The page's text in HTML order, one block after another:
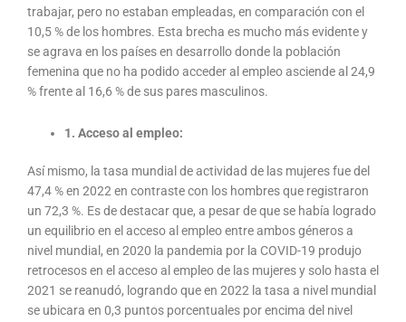
trabajar, pero no estaban empleadas, en comparación con el
10,5 % de los hombres. Esta brecha es mucho más evidente y
se agrava en los países en desarrollo donde la población
femenina que no ha podido acceder al empleo asciende al 24,9
% frente al 16,6 % de sus pares masculinos.
1. Acceso al empleo:
Así mismo, la tasa mundial de actividad de las mujeres fue del
47,4 % en 2022 en contraste con los hombres que registraron
un 72,3 %. Es de destacar que, a pesar de que se había logrado
un equilibrio en el acceso al empleo entre ambos géneros a
nivel mundial, en 2020 la pandemia por la COVID-19 produjo
retrocesos en el acceso al empleo de las mujeres y solo hasta el
2021 se reanudó, logrando que en 2022 la tasa a nivel mundial
se ubicara en 0,3 puntos porcentuales por encima del nivel